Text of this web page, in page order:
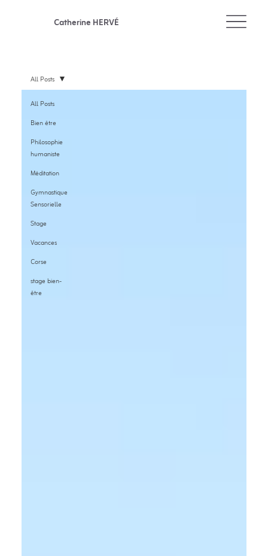
Catherine HERVÉ
All Posts
Bien être
Philosophie
humaniste
Méditation
Gymnastique
Sensorielle
Stage
Vacances
Corse
stage bien-
être
All Posts